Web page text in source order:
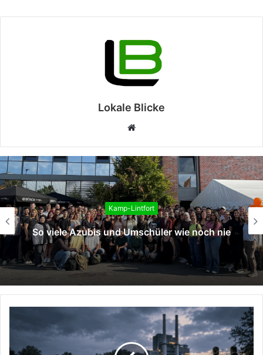
Lokale Blicke
Webseite
Kamp-Lintfort
Azubis und Umschüler wie noch nie